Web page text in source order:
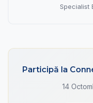
Specialist
Participă la
14